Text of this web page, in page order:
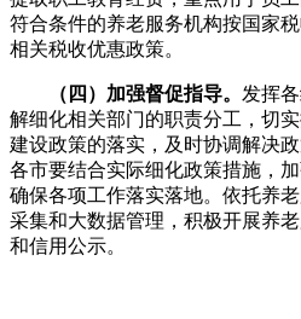
符合条件的养老服务机构按国家
相关税收优惠政策。
（四）加强督促指导。 发挥
解细化相关部门的职责分工，切
建设政策的落实，及时协调解决
各市要结合实际细化政策措施，
确保各项工作落实落地。依托养
采集和大数据管理，积极开展养
和信用公示。